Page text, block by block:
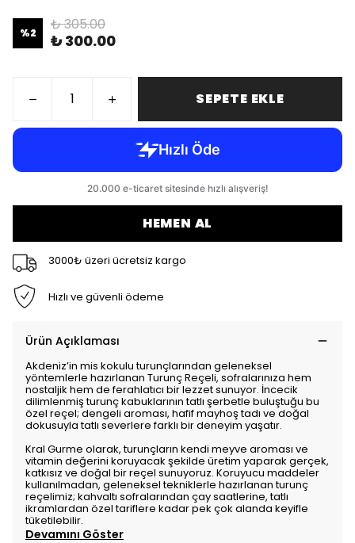
%2 ₺ 305.00
₺ 300.00
SEPETE EKLE
HEMEN AL
3000₺ üzeri ücretsiz kargo
Hızlı ve güvenli ödeme
Ürün Açıklaması
Akdeniz’in mis kokulu turunçlarından geleneksel
yöntemlerle hazırlanan Turunç Reçeli, sofralarınıza hem
nostaljik hem de ferahlatıcı bir lezzet sunuyor. İncecik
dilimlenmiş turunç kabuklarının tatlı şerbetle buluştuğu bu
özel reçel; dengeli aroması, hafif mayhoş tadı ve doğal
dokusuyla tatlı severlere farklı bir deneyim yaşatır.
Kral Gurme olarak, turunçların kendi meyve aroması ve
vitamin değerini koruyacak şekilde üretim yaparak gerçek,
katkısız ve doğal bir reçel sunuyoruz. Koruyucu maddeler
kullanılmadan, geleneksel tekniklerle hazırlanan turunç
reçelimiz; kahvaltı sofralarından çay saatlerine, tatlı
ikramlardan özel tariflere kadar pek çok alanda keyifle
tüketilebilir.
Devamını Göster